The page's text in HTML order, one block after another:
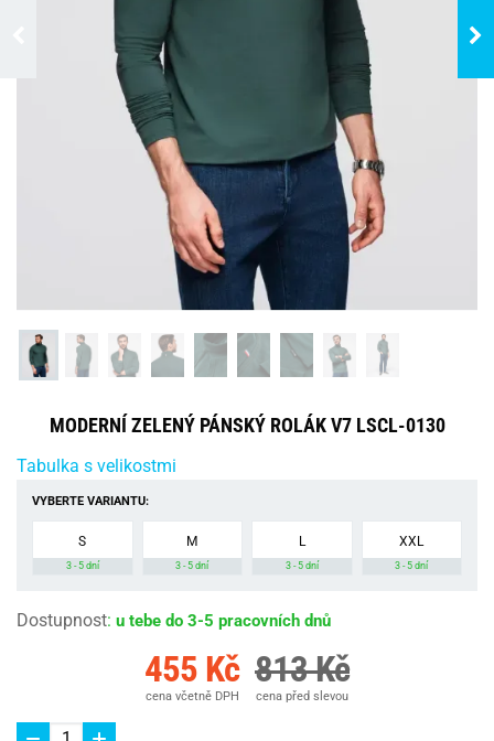
MODERNÍ ZELENÝ PÁNSKÝ ROLÁK V7 LSCL-0130
Tabulka s velikostmi
VYBERTE VARIANTU:
S
3 - 5 dní
M
3 - 5 dní
L
3 - 5 dní
XXL
3 - 5 dní
Dostupnost: u tebe do 3-5 pracovních dnů
455 Kč
cena včetně DPH
813 Kč
cena před slevou